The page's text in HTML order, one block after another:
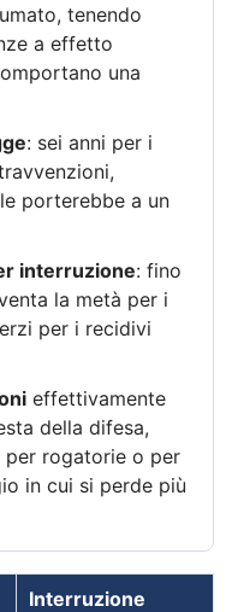
tenendo
a effetto
una
: sei anni per i
porterebbe a un
interruzione: fino
la metà per i
per i recidivi
effettivamente
della difesa,
per rogatorie o per
in cui si perde più
Interruzione